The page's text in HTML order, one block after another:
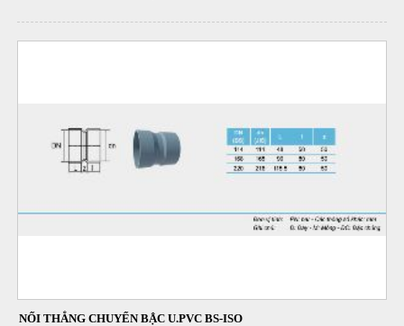
NỐI THẲNG CHUYỂN BẬC U.PVC BS-ISO